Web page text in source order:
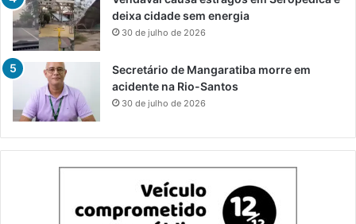
deixa cidade sem energia
30 de julho de 2026
Secretário de Mangaratiba morre em
acidente na Rio-Santos
30 de julho de 2026